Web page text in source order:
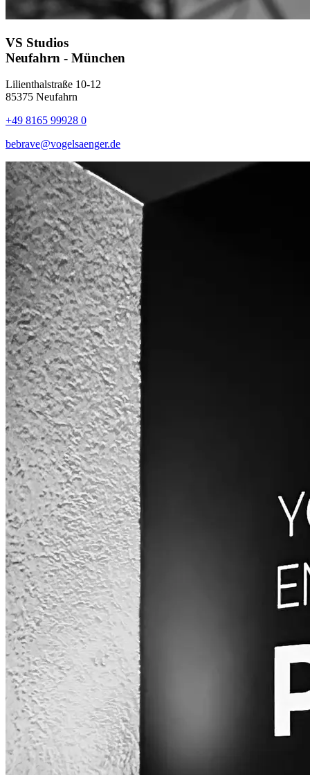
VS Studios
Neufahrn - München
Lilienthalstraße 10-12
85375 Neufahrn
+49 8165 99928 0
bebrave@vogelsaenger.de